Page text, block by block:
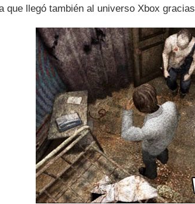
que llegó también al universo Xbox